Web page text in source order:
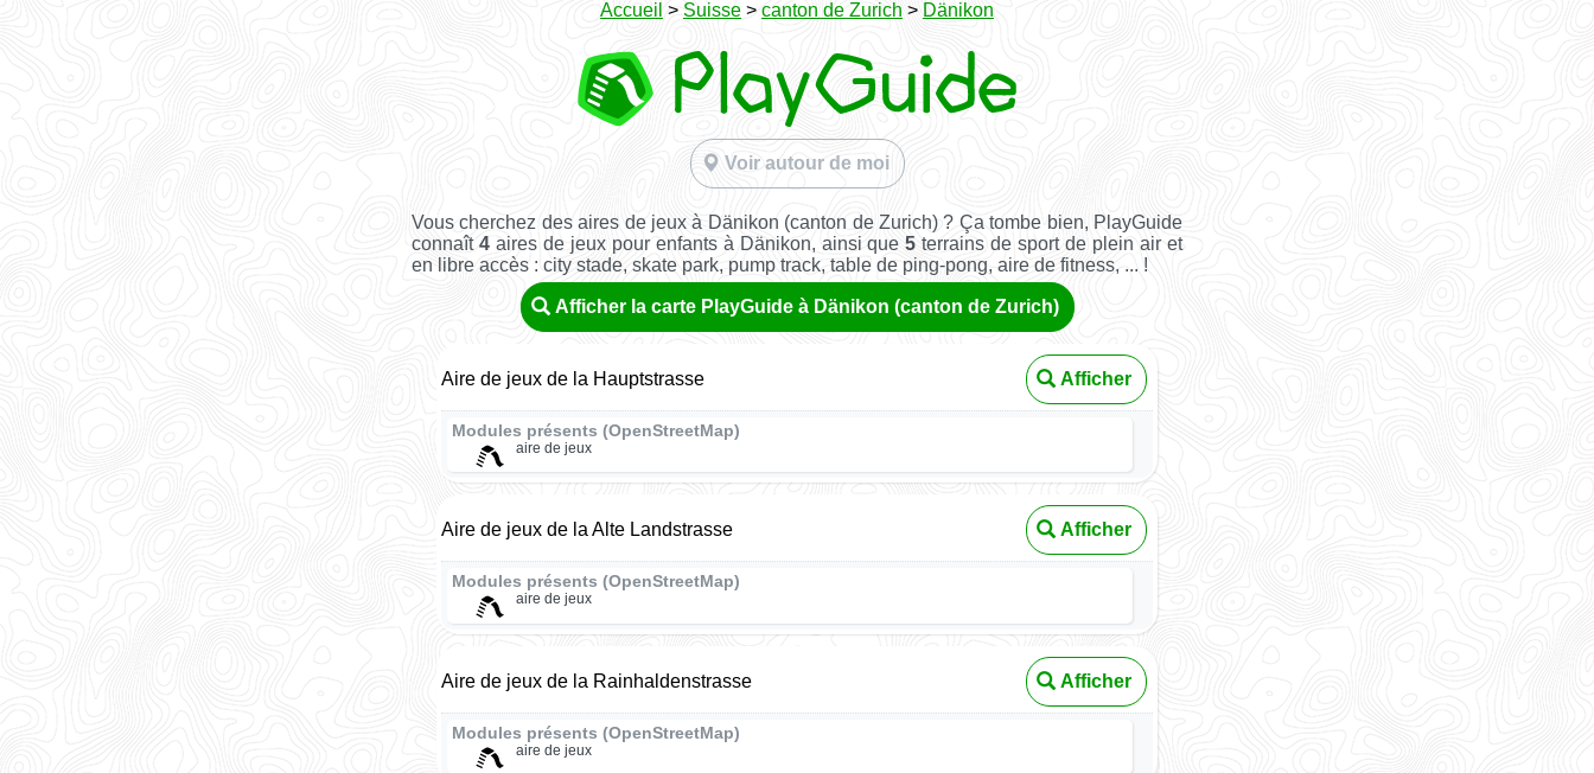
Accueil > Suisse > canton de Zurich > Dänikon
Voir autour de moi
Vous cherchez des aires de jeux à Dänikon (canton de Zurich) ? Ça tombe bien, PlayGuide
connaît 4aires de jeux pour enfants à Dänikon, ainsi que5 terrains de sport de plein air et
en libre accès : city stade, skate park, pump track, table de ping-pong, aire de fitness, ... !
Afficher la carte PlayGuide à Dänikon (canton de Zurich)
Aire de jeux de la Hauptstrasse Afficher
Modules présents (OpenStreetMap)
aire de jeux
Aire de jeux de la Alte Landstrasse Afficher
Modules présents (OpenStreetMap)
aire de jeux
Aire de jeux de la Rainhaldenstrasse Afficher
Modules présents (OpenStreetMap)
aire de jeux